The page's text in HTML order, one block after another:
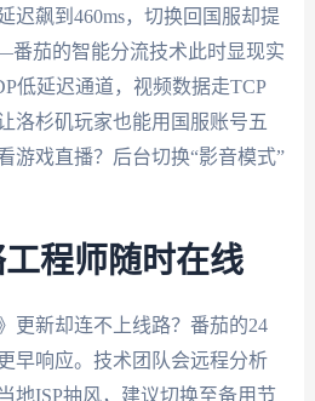
迟飙到460ms，切换回国服却提
茄的智能分流技术此时显现实
低延迟通道，视频数据走TCP
洛杉矶玩家也能用国服账号五
游戏直播？后台切换“影音模式”
程师随时在线
更新却连不上线路？番茄的24
早响应。技术团队会远程分析
地ISP抽风，建议切换至备用节